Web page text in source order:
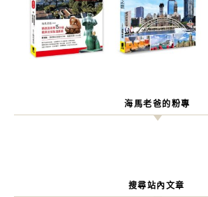
海馬老爸的粉專
搜尋站內文章